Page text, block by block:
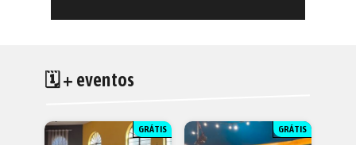
🗓 + eventos
GRÁTIS GRÁTIS